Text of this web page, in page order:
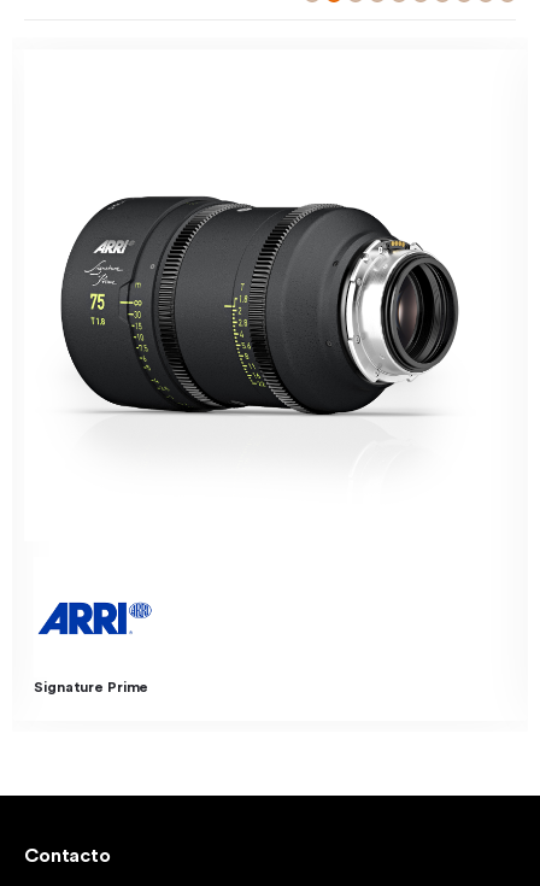
Steadicam Volt System – Descatalogado
Contacto